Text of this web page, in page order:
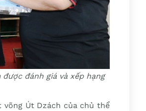
đánh giá và xếp hạng
võng Út Dzách của chủ thể